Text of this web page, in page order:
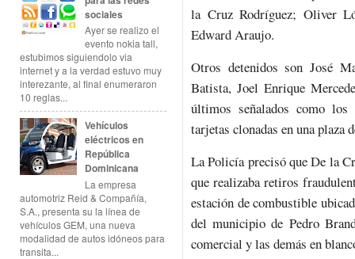
sociales
Ayer se realizo el
evento nokia tall,
estubimos siguiendolo via
internet y a la verdad estuvo muy
interezante, al final enumeraron
10 reglas...
Vehículos
eléctricos en
República
Dominicana
La empresa
automotriz Reid & Compañía,
S.A., presenta su la línea de
vehículos GEM, una nueva
modalidad de autos idóneos para
transita...
la Cruz Rodríguez; Oliver
Edward Araujo.
Otros detenidos son José
Batista, Joel Enrique
últimos señalados como los
tarjetas clonadas en una
La Policía precisó que De la
que realizaba retiros
estación de combustible
del municipio de Pedro
comercial y las demás en